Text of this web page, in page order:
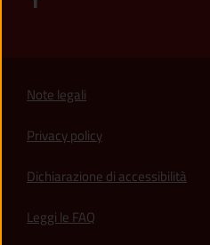
Note legali
Privacy policy
Dichiarazione di accessibilità
Leggi le FAQ